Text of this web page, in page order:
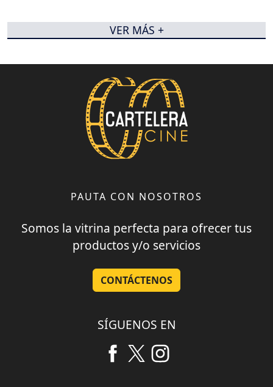
VER MÁS +
PAUTA CON NOSOTROS
Somos la vitrina perfecta para ofrecer tus
productos y/o servicios
CONTÁCTENOS
SÍGUENOS EN